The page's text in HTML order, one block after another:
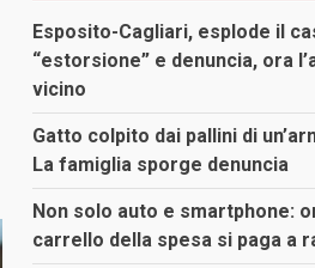
Esposito-Cagliari, esplode il
“estorsione” e denuncia, ora
vicino
Gatto colpito dai pallini di
La famiglia sporge denuncia
Non solo auto e smartphone:
carrello della spesa si paga a